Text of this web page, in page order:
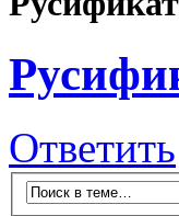
Ответить